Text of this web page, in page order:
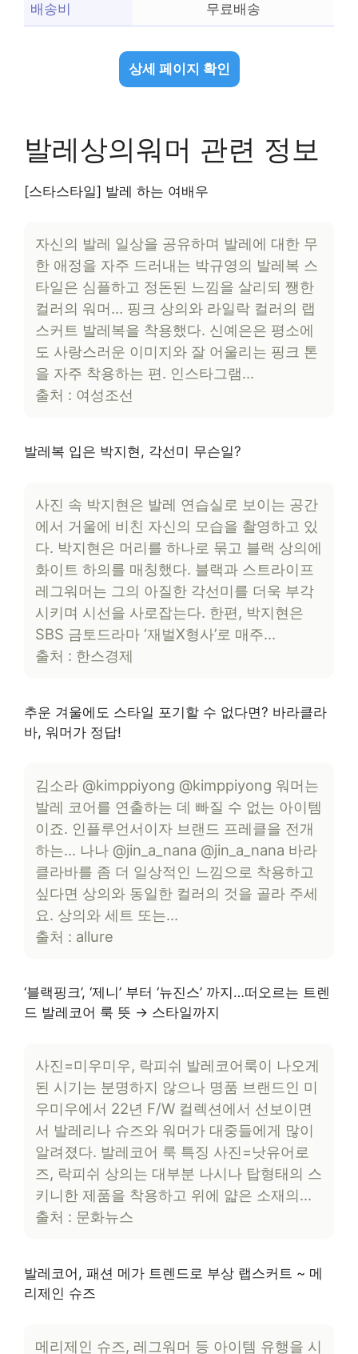
배송비 무료배송
상세 페이지 확인
발레상의워머 관련 정보
[스타스타일] 발레 하는 여배우
자신의 발레 일상을 공유하며 발레에 대한 무
한 애정을 자주 드러내는 박규영의 발레복 스
타일은 심플하고 정돈된 느낌을 살리되 쨍한
컬러의 워머… 핑크 상의와 라일락 컬러의 랩
스커트 발레복을 착용했다. 신예은은 평소에
도 사랑스러운 이미지와 잘 어울리는 핑크 톤
을 자주 착용하는 편. 인스타그램…
출처 : 여성조선
발레복 입은 박지현, 각선미 무슨일?
사진 속 박지현은 발레 연습실로 보이는 공간
에서 거울에 비친 자신의 모습을 촬영하고 있
다. 박지현은 머리를 하나로 묶고 블랙 상의에
화이트 하의를 매칭했다. 블랙과 스트라이프
레그워머는 그의 아질한 각선미를 더욱 부각
시키며 시선을 사로잡는다. 한편, 박지현은
SBS 금토드라마 ‘재벌X형사’로 매주…
출처 : 한스경제
추운 겨울에도 스타일 포기할 수 없다면? 바라클라
바, 워머가 정답!
김소라 @kimppiyong @kimppiyong 워머는
발레 코어를 연출하는 데 빠질 수 없는 아이템
이죠. 인플루언서이자 브랜드 프레클을 전개
하는… 나나 @jin_a_nana @jin_a_nana 바라
클라바를 좀 더 일상적인 느낌으로 착용하고
싶다면 상의와 동일한 컬러의 것을 골라 주세
요. 상의와 세트 또는…
출처 : allure
‘블랙핑크’, ‘제니’ 부터 ‘뉴진스’ 까지…떠오르는 트렌
드 발레코어 룩 뜻 → 스타일까지
사진=미우미우, 락피쉬 발레코어룩이 나오게
된 시기는 분명하지 않으나 명품 브랜드인 미
우미우에서 22년 F/W 컬렉션에서 선보이면
서 발레리나 슈즈와 워머가 대중들에게 많이
알려졌다. 발레코어 룩 특징 사진=낫유어로
즈, 락피쉬 상의는 대부분 나시나 탑형태의 스
키니한 제품을 착용하고 위에 얇은 소재의…
출처 : 문화뉴스
발레코어, 패션 메가 트렌드로 부상 랩스커트 ~ 메
리제인 슈즈
메리제인 슈즈, 레그워머 등 아이템 유행을 시